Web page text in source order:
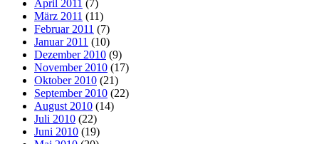
April 2011 (7)
März 2011 (11)
Februar 2011 (7)
Januar 2011 (10)
Dezember 2010 (9)
November 2010 (17)
Oktober 2010 (21)
September 2010 (22)
August 2010 (14)
Juli 2010 (22)
Juni 2010 (19)